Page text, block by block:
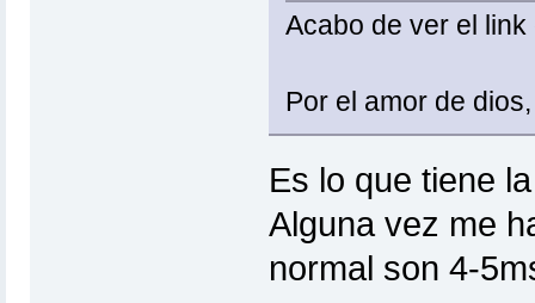
Acabo de ver el
Por el amor de
Es lo que tiene
Alguna vez me
normal son 4-